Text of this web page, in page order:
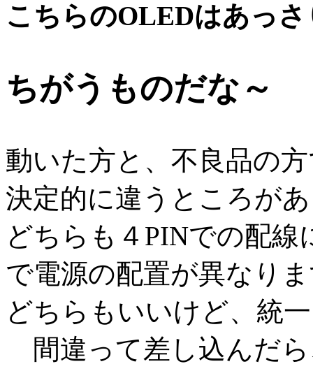
こちらのOLEDはあっ
ちがうものだな～
動いた方と、不良品の
決定的に違うところが
どちらも４PINでの配
で電源の配置が異なり
どちらもいいけど、統
間違って差し込んだ